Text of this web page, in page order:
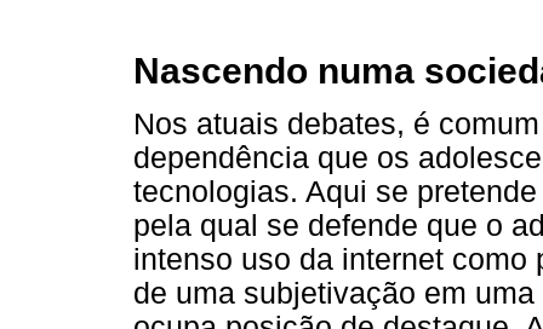
Nascendo numa
Nos atuais debates, é
dependência que os
tecnologias. Aqui se
pela qual se defende que o
intenso uso da internet
de uma subjetivação em